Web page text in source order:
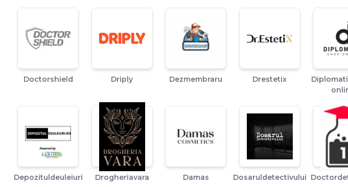
Doctorshield Driply Dezmembraru Drestetix
Depozituldeuleiuri Drogheriavara Damas Dosaruldetectivului